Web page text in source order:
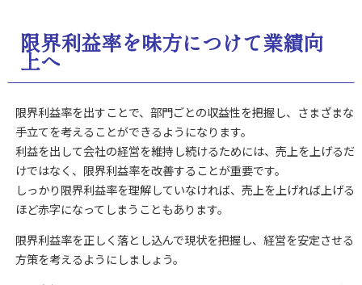
限界利益率を味方につけて業績向
上へ
限界利益率を出すことで、部門ごとの収益性を把握し、さまざまな
手立てを考えることができるようになります。
利益を出して会社の経営を維持し続けるためには、売上を上げるだ
けではなく、限界利益率を改善することが重要です。
しっかり限界利益率を理解していなければ、売上を上げれば上げる
ほど赤字になってしまうこともあります。
限界利益率を正しく落とし込んで現状を把握し、経営を安定させる
方策を考えるようにしましょう。